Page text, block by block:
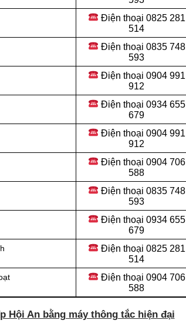
Điện thoại 0825 281
514
Điện thoại 0835 748
593
Điện thoại 0904 991
912
Điện thoại 0934 655
679
Điện thoại 0904 991
912
Điện thoại 0904 706
588
Điện thoại 0835 748
593
Điện thoại 0934 655
679
Điện thoại 0825 281
514
Điện thoại 0904 706
588
Hội An bằng máy thông tắc hiện đại